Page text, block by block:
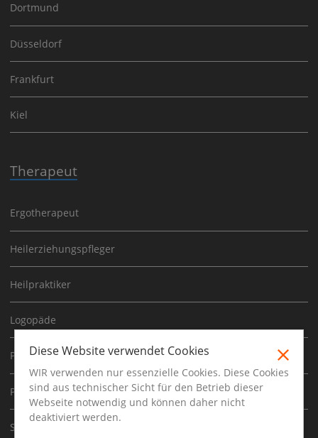
Dortmund
Düsseldorf
Frankfurt
Kiel
Therapeut
Ergotherapeut
Heilerziehungspfleger
Heilpraktiker
Logopäde
Physiotherapeut
Psychoherapeut
Sporttherapeut
Diese Website verwendet Cookies
WIR verwenden nur essenzielle Cookies. Diese Cookies
sind aus technischer Sicht für den Betrieb dieser
Webseite notwendig und können daher nicht
deaktiviert werden.